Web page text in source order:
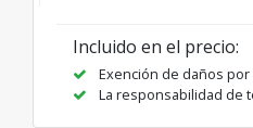
Incluido en el precio:
Exención de daños por
La responsabilidad de